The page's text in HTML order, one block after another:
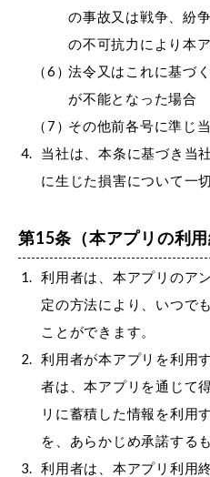
の事故又は戦争、紛
の不可抗力により本
法令又はこれに基づ
が不能となった場合
その他前各号に準じ
当社は、本条に基づき当
に生じた損害について一
第15条（本アプリの利用
利用者は、本アプリのア
定の方法により、いつで
ことができます。
利用者が本アプリを利用
者は、本アプリを通じて
リに蓄積した情報を利用
を、あらかじめ承諾する
利用者は、本アプリ利用